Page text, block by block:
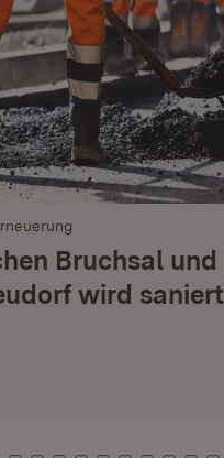
Bruchsal und
wird saniert